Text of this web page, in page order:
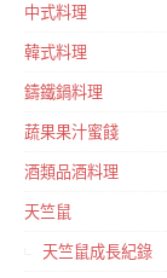
中式料理
韓式料理
鑄鐵鍋料理
蔬果果汁蜜餞
酒類品酒料理
天竺鼠
天竺鼠成長紀錄